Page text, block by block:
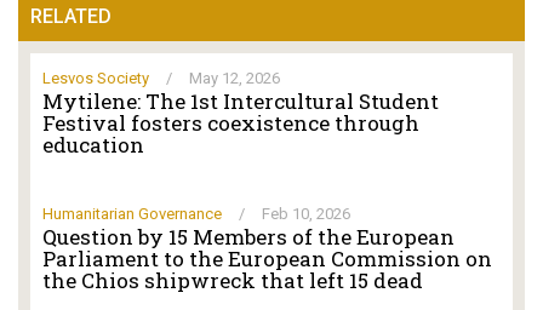
RELATED
Lesvos Society / May 12, 2026
Mytilene: The 1st Intercultural Student
Festival fosters coexistence through
education
Humanitarian Governance / Feb 10, 2026
Question by 15 Members of the European
Parliament to the European Commission on
the Chios shipwreck that left 15 dead